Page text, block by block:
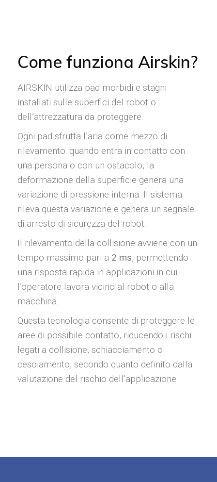
Come funziona Airskin?
AIRSKIN utilizza pad morbidi e stagni
installati sulle superfici del robot o
dell’attrezzatura da proteggere.
Ogni pad sfrutta l’aria come mezzo di
rilevamento: quando entra in contatto con
una persona o con un ostacolo, la
deformazione della superficie genera una
variazione di pressione interna. Il sistema
rileva questa variazione e genera un segnale
di arresto di sicurezza del robot.
Il rilevamento della collisione avviene con un
tempo massimo pari a 2 ms, permettendo
una risposta rapida in applicazioni in cui
l’operatore lavora vicino al robot o alla
macchina.
Questa tecnologia consente di proteggere le
aree di possibile contatto, riducendo i rischi
legati a collisione, schiacciamento o
cesoiamento, secondo quanto definito dalla
valutazione del rischio dell’applicazione.